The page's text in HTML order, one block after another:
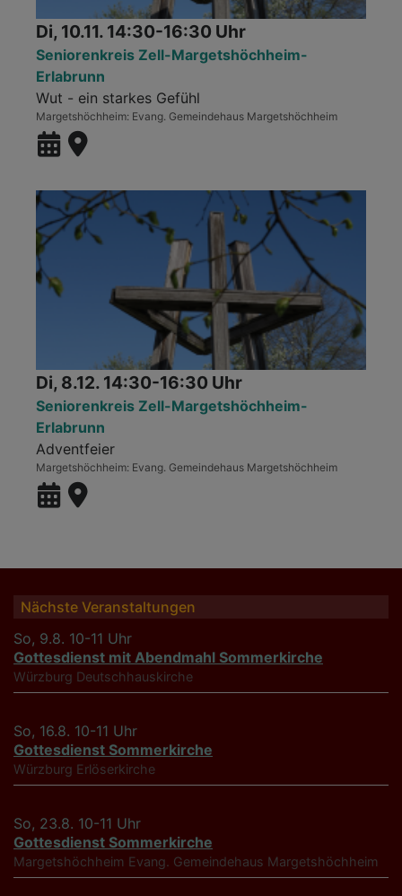
Di, 10.11. 14:30-16:30 Uhr
Seniorenkreis Zell-Margetshöchheim-
Erlabrunn
Wut - ein starkes Gefühl
Margetshöchheim Evang. Gemeindehaus Margetshöchheim
Di, 8.12. 14:30-16:30 Uhr
Seniorenkreis Zell-Margetshöchheim-
Erlabrunn
Adventfeier
Margetshöchheim Evang. Gemeindehaus Margetshöchheim
Nächste Veranstaltungen
So, 9.8. 10-11 Uhr
Gottesdienst mit Abendmahl Sommerkirche
Würzburg Deutschhauskirche
So, 16.8. 10-11 Uhr
Gottesdienst Sommerkirche
Würzburg Erlöserkirche
So, 23.8. 10-11 Uhr
Gottesdienst Sommerkirche
Margetshöchheim Evang. Gemeindehaus Margetshöchheim